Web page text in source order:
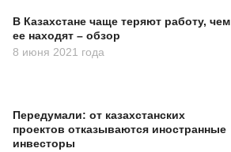
В Казахстане чаще теряют работу, чем
ее находят – обзор
8 июня 2021 года
Передумали: от казахстанских
проектов отказываются иностранные
инвесторы